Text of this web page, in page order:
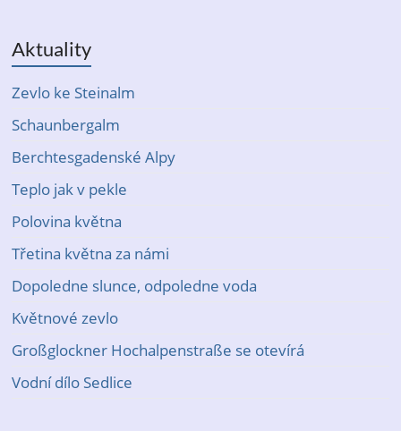
Aktuality
Zevlo ke Steinalm
Schaunbergalm
Berchtesgadenské Alpy
Teplo jak v pekle
Polovina května
Třetina května za námi
Dopoledne slunce, odpoledne voda
Květnové zevlo
Großglockner Hochalpenstraße se otevírá
Vodní dílo Sedlice